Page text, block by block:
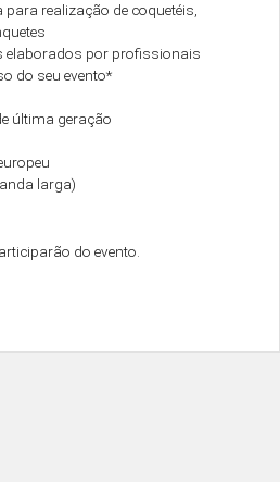
realização de coquetéis,
elaborados por profissionais
do seu evento*
última geração
larga)
do evento.